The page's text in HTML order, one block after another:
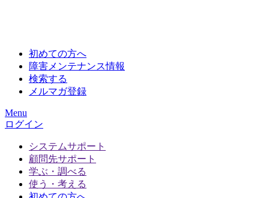
初めての方へ
障害メンテナンス情報
検索する
メルマガ登録
Menu
ログイン
システムサポート
顧問先サポート
学ぶ・調べる
使う・考える